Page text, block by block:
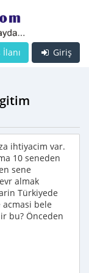
Giriş
İlanı
ihtiyacim var.
10 seneden
sene
almak
Türkiyede
bele
bu? Önceden